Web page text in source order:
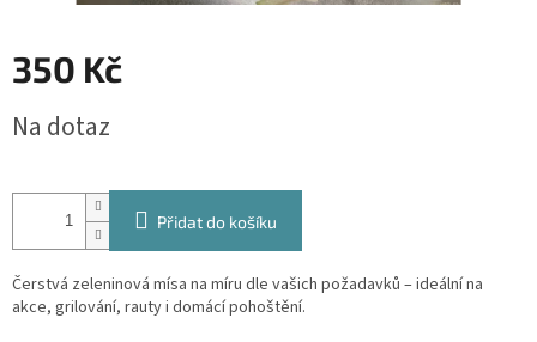
350 Kč
cena:
Na dotaz
Přidat do košíku
Čerstvá zeleninová mísa na míru dle vašich požadavků – ideální na
akce, grilování, rauty i domácí pohoštění.